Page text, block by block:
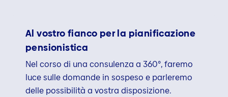
Al vostro fianco per la pianificazione
pensionistica
Nel corso di una consulenza a 360°, faremo
luce sulle domande in sospeso e parleremo
delle possibilità a vostra disposizione.